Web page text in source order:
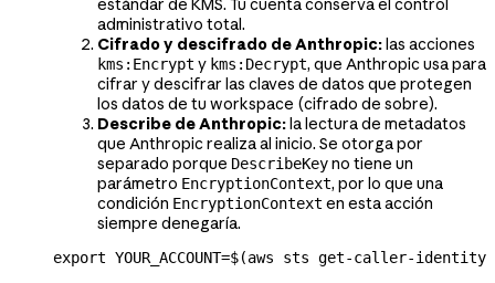
estándar de KMS. Tu cuenta conserva el control
administrativo total.
Cifrado y descifrado de Anthropic: las acciones
kms:Encrypt y kms:Decrypt, que Anthropic usa para
cifrar y descifrar las claves de datos que protegen
los datos de tu workspace (cifrado de sobre).
Describe de Anthropic: la lectura de metadatos
que Anthropic realiza al inicio. Se otorga por
separado porque DescribeKeyno tiene un
parámetro EncryptionContext, por lo que una
condición EncryptionContext en esta acción
siempre denegaría.
export YOUR_ACCOUNT=$(aws sts get-caller-identity